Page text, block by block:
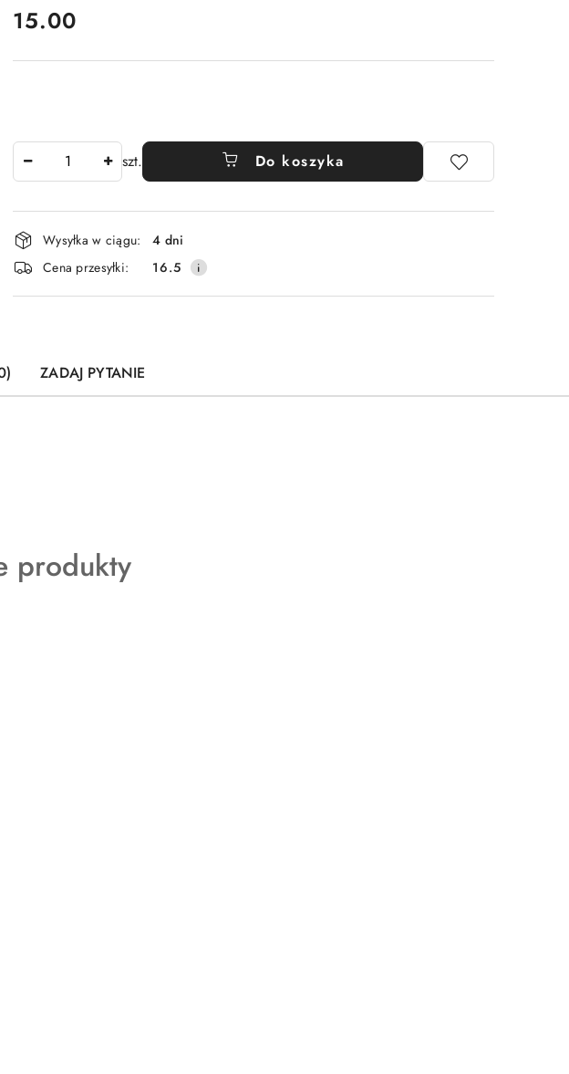
cena:
15.00
szt. Do koszyka
Dostępność
i
dostawa
Wysyłka w ciągu:
4 dni
Cena przesyłki:
16.5
ZADAJ PYTANIE
produkty